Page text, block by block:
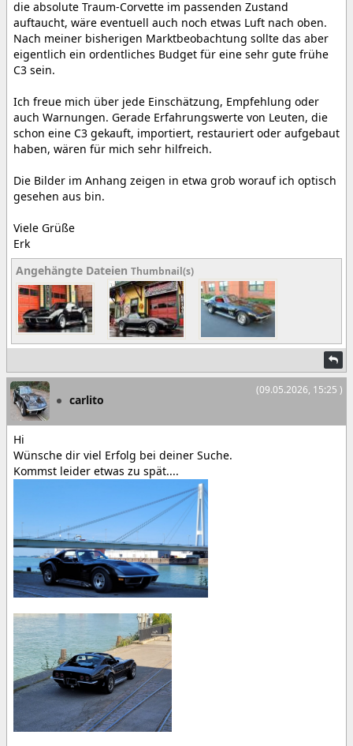
die absolute Traum-Corvette im passenden Zustand
auftaucht, wäre eventuell auch noch etwas Luft nach oben.
Nach meiner bisherigen Marktbeobachtung sollte das aber
eigentlich ein ordentliches Budget für eine sehr gute frühe
C3 sein.
Ich freue mich über jede Einschätzung, Empfehlung oder
auch Warnungen. Gerade Erfahrungswerte von Leuten, die
schon eine C3 gekauft, importiert, restauriert oder aufgebaut
haben, wären für mich sehr hilfreich.
Die Bilder im Anhang zeigen in etwa grob worauf ich optisch
gesehen aus bin.
Viele Grüße
Erk
Angehängte Dateien Thumbnail(s)
(09.05.2026, 15:25 )
carlito
Hi
Wünsche dir viel Erfolg bei deiner Suche.
Kommst leider etwas zu spät....